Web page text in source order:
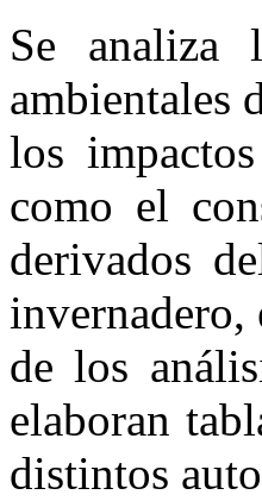
Se analiza
ambientales
los
como el
derivados
invernadero,
de los
elaboran
distintos